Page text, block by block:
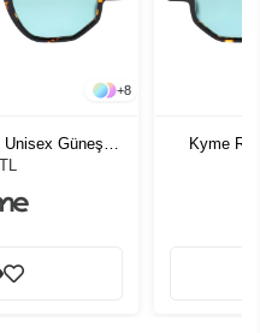
+8
Güneş
Kyme